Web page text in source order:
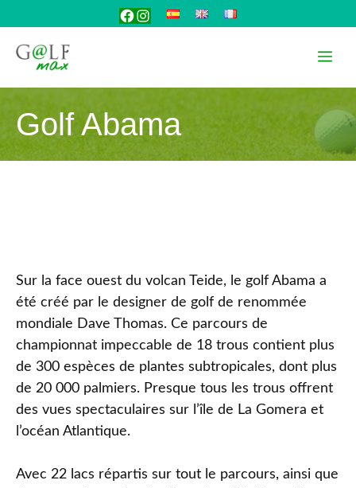
au
contenu
Facebook
Instagram
Golf Abama
Sur la face ouest du volcan Teide, le golf Abama a
été créé par le designer de golf de renommée
mondiale Dave Thomas. Ce parcours de
championnat impeccable de 18 trous contient plus
de 300 espèces de plantes subtropicales, dont plus
de 20 000 palmiers. Presque tous les trous offrent
des vues spectaculaires sur l’île de La Gomera et
l’océan Atlantique.
Avec 22 lacs répartis sur tout le parcours, ainsi que